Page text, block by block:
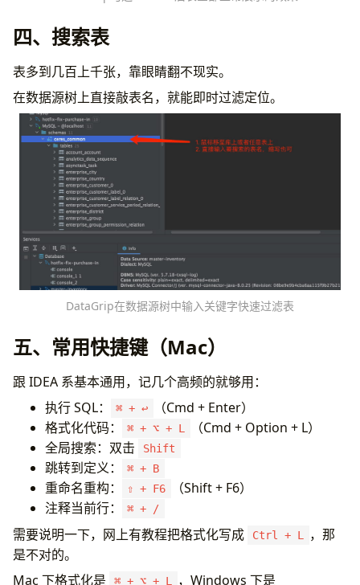
四、搜索表
表多到几百上千张，靠眼睛翻不现实。
在数据源树上直接敲表名，就能即时过滤定位。
DataGrip在数据源树中输入关键字快速过滤表
五、常用快捷键（Mac）
跟 IDEA 系基本通用，记几个高频的就够用：
执行 SQL：
⌘ + ↩
（Cmd + Enter）
格式化代码：
⌘ + ⌥ + L
（Cmd + Option + L）
全局搜索：双击
Shift
跳转到定义： ⌘ + B
重命名重构： ⇧ + F6
（Shift + F6）
注释当前行：
⌘ + /
需要说明一下，网上有教程把格式化写成 Ctrl + L
，那
是不对的。
Mac 下格式化是
⌘ + ⌥ + L ，Windows 下是